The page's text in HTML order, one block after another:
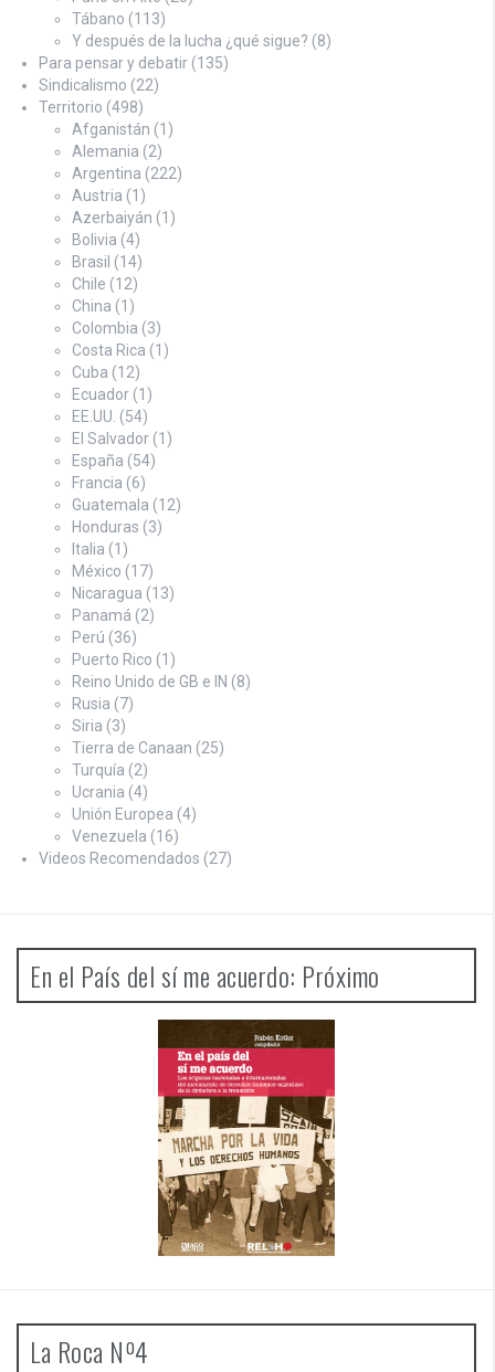
Tábano (113)
Y después de la lucha ¿qué sigue? (8)
Para pensar y debatir (135)
Sindicalismo (22)
Territorio (498)
Afganistán (1)
Alemania (2)
Argentina (222)
Austria (1)
Azerbaiyán (1)
Bolivia (4)
Brasil (14)
Chile (12)
China (1)
Colombia (3)
Costa Rica (1)
Cuba (12)
Ecuador (1)
EE.UU. (54)
El Salvador (1)
España (54)
Francia (6)
Guatemala (12)
Honduras (3)
Italia (1)
México (17)
Nicaragua (13)
Panamá (2)
Perú (36)
Puerto Rico (1)
Reino Unido de GB e IN (8)
Rusia (7)
Siria (3)
Tierra de Canaan (25)
Turquía (2)
Ucrania (4)
Unión Europea (4)
Venezuela (16)
Videos Recomendados (27)
En el País del sí me acuerdo: Próximo
La Roca Nº4